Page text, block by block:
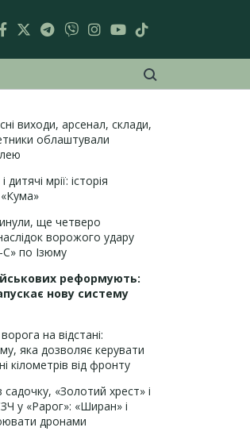
виходи, арсенал, склади,
облаштували
мрії: історія
ще четверо
ворожого удару
по Ізюму
реформують:
нову систему
на відстані:
яка дозволяє керувати
кілометрів від фронту
«Золотий хрест» і
у «Рарог»: «Ширан» і
дронами